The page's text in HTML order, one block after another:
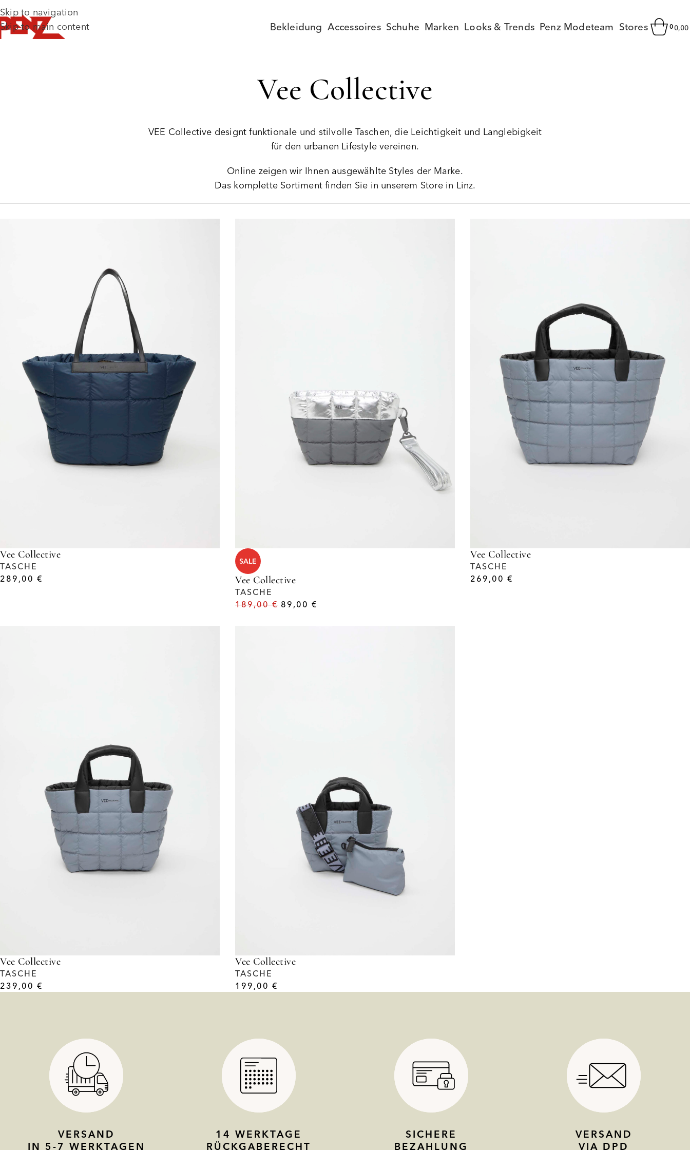
Skip to navigation
Skip to main content
Bekleidung Accessoires Schuhe Marken Looks & Trends Penz Modeteam Stores 0
Vee Collective
VEE Collective designt funktionale und stilvolle Taschen, die Leichtigkeit und Langlebigkeit
für den urbanen Lifestyle vereinen.
Online zeigen wir Ihnen ausgewählte Styles der Marke.
Das komplette Sortiment finden Sie in unserem Store in Linz.
Vee Collective
TASCHE
289,00 €
SALE
Vee Collective
TASCHE
189,00€ 89,00€
Vee Collective
TASCHE
269,00 €
Vee Collective
TASCHE
239,00 €
Vee Collective
TASCHE
199,00 €
VERSAND
IN 5-7 WERKTAGEN
14 WERKTAGE
RÜCKGABERECHT
SICHERE
BEZAHLUNG
VERSAND
VIA DPD